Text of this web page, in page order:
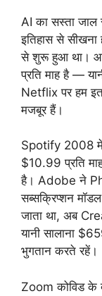
AI का सस्ता
इतिहास से
से शुरू हुआ था।
प्रति माह है —
Netflix पर हम
मजबूर हैं।
Spotify 2008 में
$10.99 प्रति
है। Adobe ने
सब्सक्रिप्शन
जाता था, अब
यानी सालाना
भुगतान करते रहें।
Zoom कोविड के